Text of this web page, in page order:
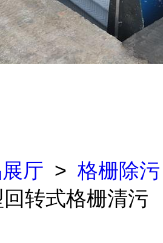
厅 > 格栅除污
转式格栅清污